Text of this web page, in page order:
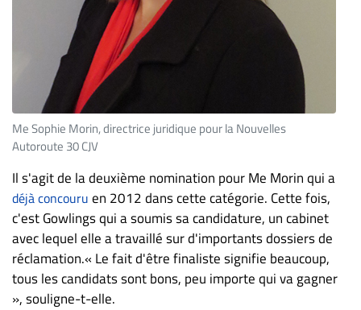
Me Sophie Morin, directrice juridique pour la Nouvelles
Autoroute 30 CJV
Il s'agit de la deuxième nomination pour Me Morin qui a
déjà concouru en 2012 dans cette catégorie. Cette fois,
c'est Gowlings qui a soumis sa candidature, un cabinet
avec lequel elle a travaillé sur d'importants dossiers de
réclamation.« Le fait d'être finaliste signifie beaucoup,
tous les candidats sont bons, peu importe qui va gagner
», souligne-t-elle.